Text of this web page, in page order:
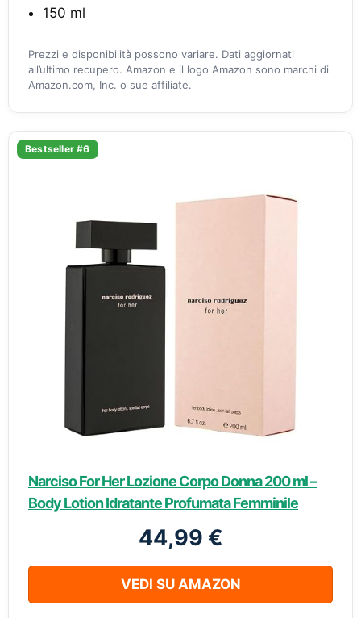
150 ml
Prezzi e disponibilità possono variare. Dati aggiornati
all’ultimo recupero. Amazon e il logo Amazon sono marchi di
Amazon.com, Inc. o sue affiliate.
Bestseller #6
Narciso For Her Lozione Corpo Donna 200 ml –
Body Lotion Idratante Profumata Femminile
44,99 €
VEDI SU AMAZON